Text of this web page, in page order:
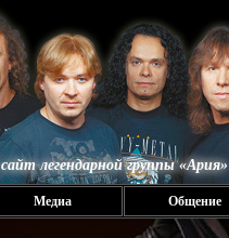
легендарной группы «Ария»
Медиа Общение